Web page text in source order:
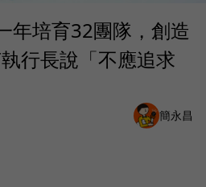
年培育32團隊，創造
行長說「不應追求
簡永昌